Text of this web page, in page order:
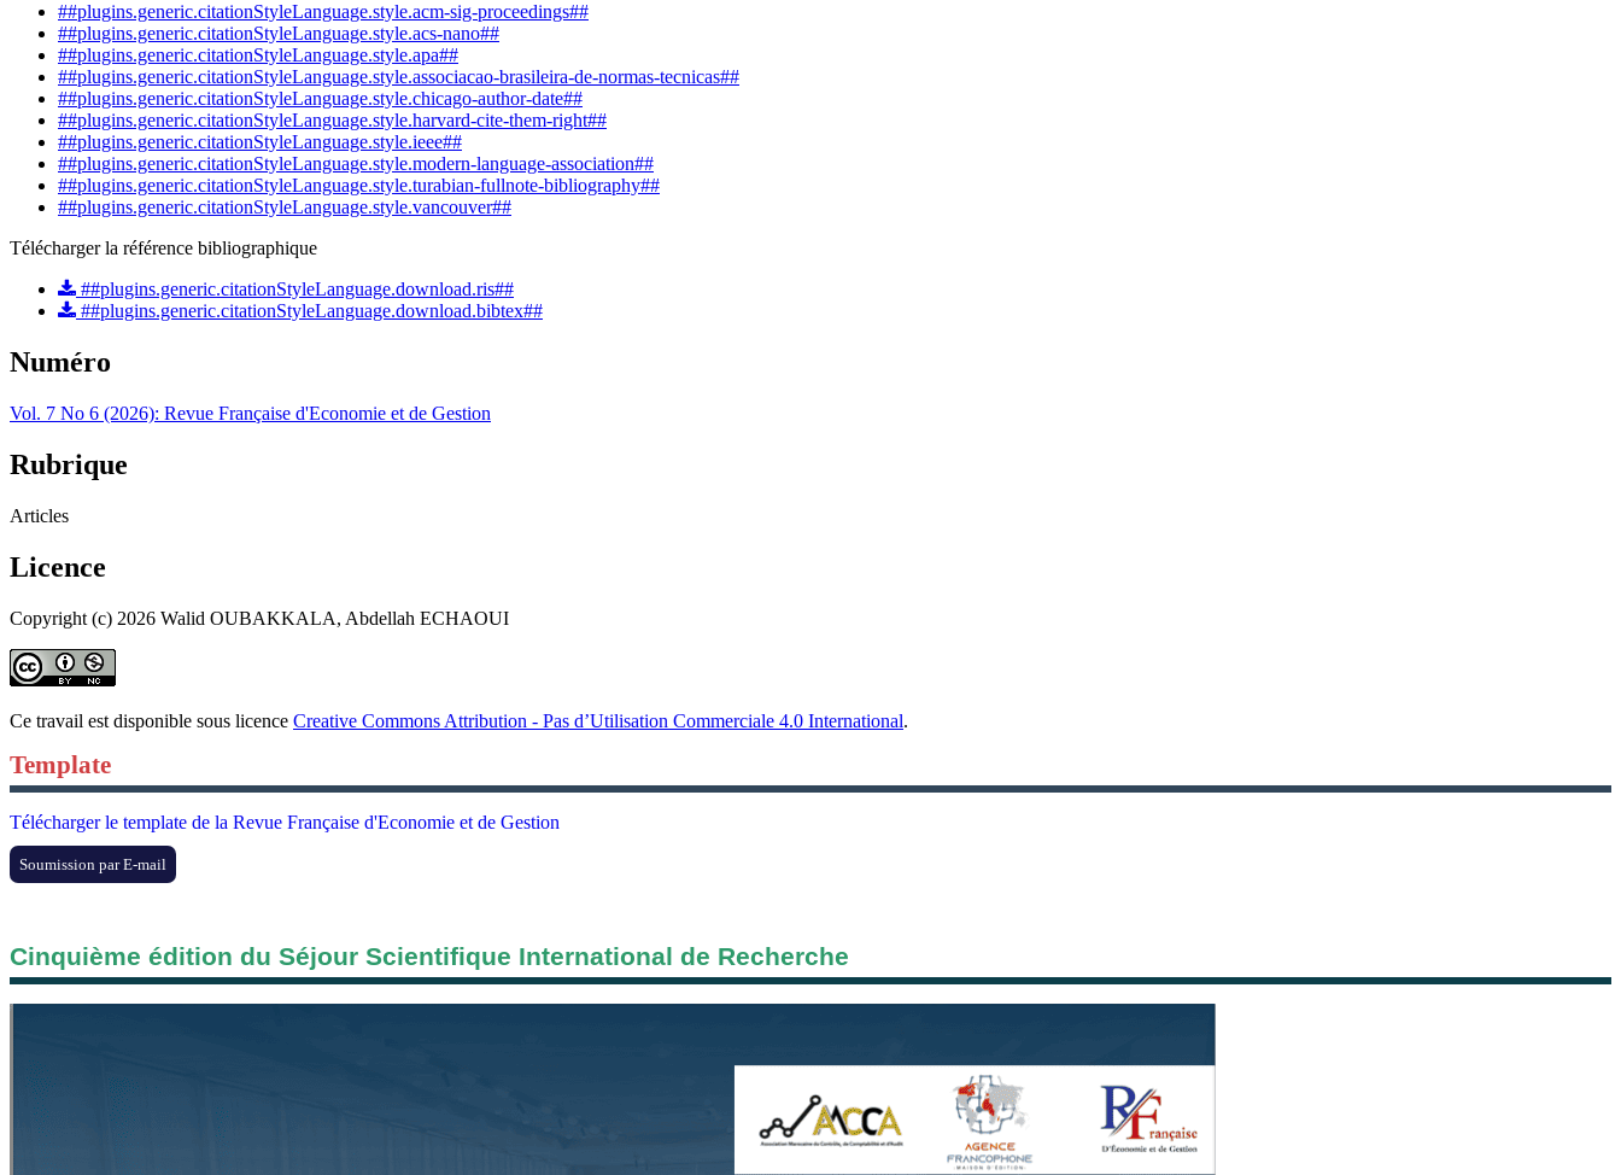
##plugins.generic.citationStyleLanguage.style.acm-sig-proceedings##
##plugins.generic.citationStyleLanguage.style.acs-nano##
##plugins.generic.citationStyleLanguage.style.apa##
##plugins.generic.citationStyleLanguage.style.associacao-brasileira-de-normas-tecnicas##
##plugins.generic.citationStyleLanguage.style.chicago-author-date##
##plugins.generic.citationStyleLanguage.style.harvard-cite-them-right##
##plugins.generic.citationStyleLanguage.style.ieee##
##plugins.generic.citationStyleLanguage.style.modern-language-association##
##plugins.generic.citationStyleLanguage.style.turabian-fullnote-bibliography##
##plugins.generic.citationStyleLanguage.style.vancouver##
Télécharger la référence bibliographique
##plugins.generic.citationStyleLanguage.download.ris##
##plugins.generic.citationStyleLanguage.download.bibtex##
Numéro
Vol. 7 No 6 (2026): Revue Française d'Economie et de Gestion
Rubrique
Articles
Licence
Copyright (c) 2026 Walid OUBAKKALA, Abdellah ECHAOUI
Ce travail est disponible sous licence Creative Commons Attribution - Pas d’Utilisation Commerciale 4.0 International.
Template
Télécharger le template de la Revue Française d'Economie et de Gestion
Soumission par E-mail
Cinquième édition du Séjour Scientifique International de Recherche